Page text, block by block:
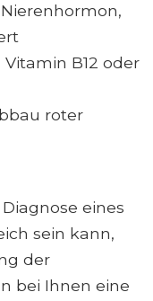
B12 oder
roter
eines
sein kann,
der
bei Ihnen eine